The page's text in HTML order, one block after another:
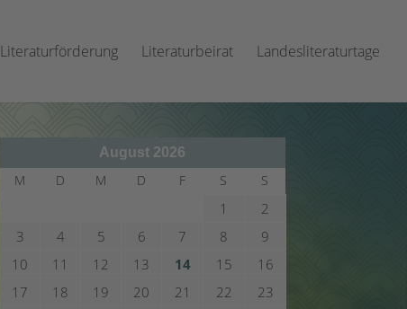
Literaturförderung Literaturbeirat Landesliteraturtage
August 2026
M D M D F S S
1
2
3
4 5 6 7 8
9
10
11 12 13 14 15
16
17
18 19 20 21 22
23